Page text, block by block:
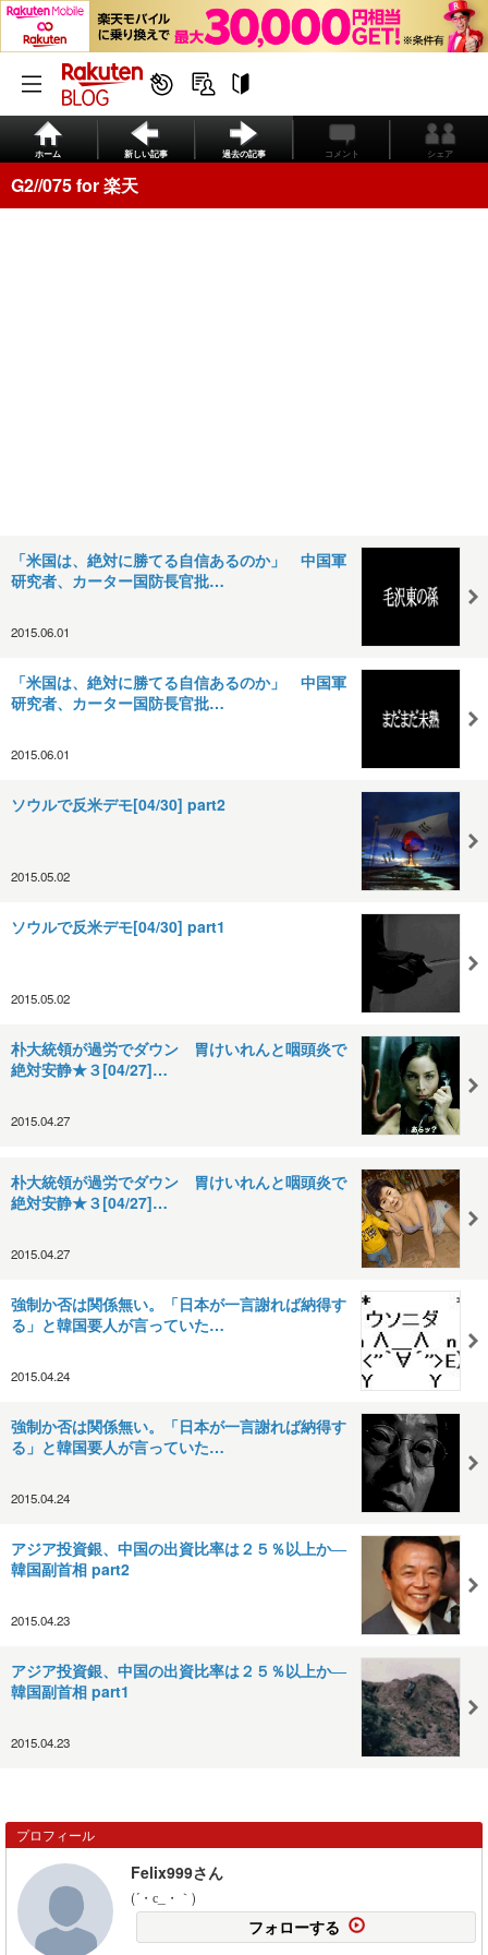
ホーム 新しい記事 過去の記事 コメント シェア
G2//075 for 楽天
「米国は、絶対に勝てる自信あるのか」 中国軍
研究者、カーター国防長官批…
2015.06.01
「米国は、絶対に勝てる自信あるのか」 中国軍
研究者、カーター国防長官批…
2015.06.01
ソウルで反米デモ[04/30] part2
2015.05.02
ソウルで反米デモ[04/30] part1
2015.05.02
朴大統領が過労でダウン 胃けいれんと咽頭炎で
絶対安静★３[04/27]…
2015.04.27
朴大統領が過労でダウン 胃けいれんと咽頭炎で
絶対安静★３[04/27]…
2015.04.27
強制か否は関係無い。「日本が一言謝れば納得す
る」と韓国要人が言っていた…
2015.04.24
強制か否は関係無い。「日本が一言謝れば納得す
る」と韓国要人が言っていた…
2015.04.24
アジア投資銀、中国の出資比率は２５％以上か―
韓国副首相 part2
2015.04.23
アジア投資銀、中国の出資比率は２５％以上か―
韓国副首相 part1
2015.04.23
プロフィール
Felix999さん
(´・с_・｀)
フォローする